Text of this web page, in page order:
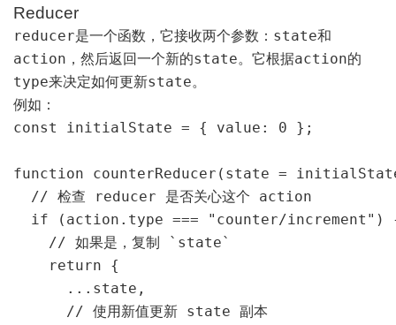
Reducer
reducer是一个函数，它接收两个参数： state和
action ，然后返回一个新的state。它根据action的
type来决定如何更新state。
例如：
const initialState = { value: 0 };
function counterReducer(state =
  // 检查 reducer 是否关心这个 action
if (action.type === "counter/increment")
    // 如果是，复制 `state`
    return {
      ...state,
      // 使用新值更新 state 副本